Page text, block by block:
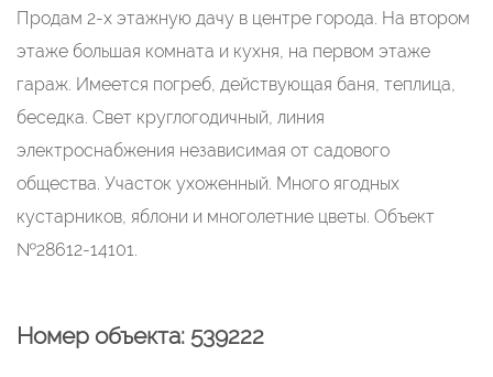
Продам 2-х этажную дачу в центре города. На втором
этаже большая комната и кухня, на первом этаже
гараж. Имеется погреб, действующая баня, теплица,
беседка. Свет круглогодичный, линия
электроснабжения независимая от садового
общества. Участок ухоженный. Много ягодных
кустарников, яблони и многолетние цветы. Объект
№28612-14101.
Номер объекта: 539222